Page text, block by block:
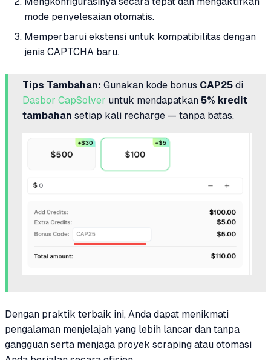
mode penyelesaian otomatis.
Memperbarui ekstensi untuk kompatibilitas dengan
jenis CAPTCHA baru.
Tips Tambahan: Gunakan kode bonus CAP25 di
Dasbor CapSolver untuk mendapatkan 5% kredit
tambahan setiap kali recharge — tanpa batas.
Dengan praktik terbaik ini, Anda dapat menikmati
pengalaman menjelajah yang lebih lancar dan tanpa
gangguan serta menjaga proyek scraping atau otomasi